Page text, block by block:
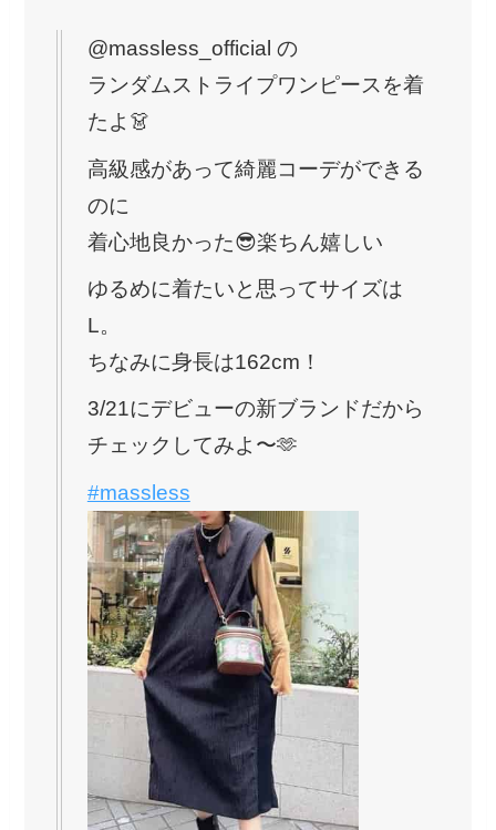
@massless_official の
ランダムストライプワンピースを着
たよ👗
高級感があって綺麗コーデができる
のに
着心地良かった😎楽ちん嬉しい
ゆるめに着たいと思ってサイズは
L。
ちなみに身長は162cm！
3/21にデビューの新ブランドだから
チェックしてみよ〜🫶
#massless